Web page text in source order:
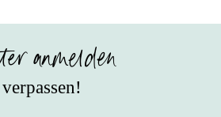
anmelden